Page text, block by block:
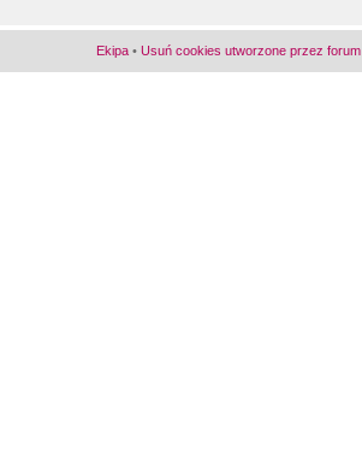
Ekipa • Usuń cookies utworzone przez forum